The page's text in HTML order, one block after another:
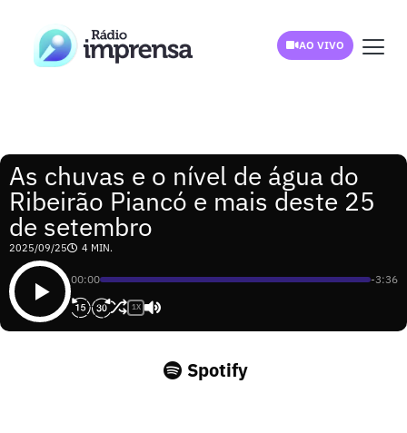
AO VIVO
As chuvas e o nível de água do
Ribeirão Piancó e mais deste 25
de setembro
2025/09/25 4 MIN.
00:00 -3:36
1X
Spotify